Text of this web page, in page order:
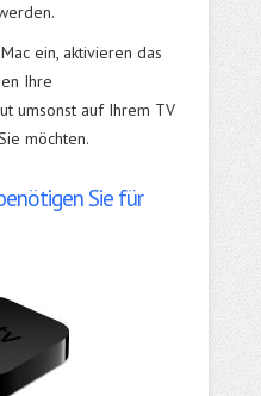
ein, aktivieren das
Ihre
umsonst auf Ihrem TV
möchten.
Sie für